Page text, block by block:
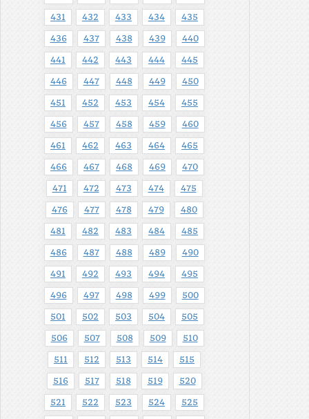
431 432 433 434 435
436 437 438 439 440
441 442 443 444 445
446 447 448 449 450
451 452 453 454 455
456 457 458 459 460
461 462 463 464 465
466 467 468 469 470
471 472 473 474 475
476 477 478 479 480
481 482 483 484 485
486 487 488 489 490
491 492 493 494 495
496 497 498 499 500
501 502 503 504 505
506 507 508 509 510
511 512 513 514 515
516 517 518 519 520
521 522 523 524 525